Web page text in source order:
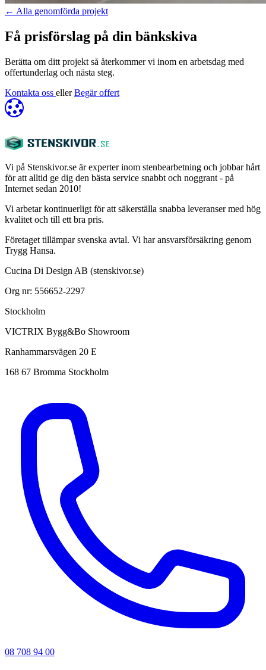
← Alla genomförda projekt
Få prisförslag på din bänkskiva
Berätta om ditt projekt så återkommer vi inom en arbetsdag med
offertunderlag och nästa steg.
Kontakta oss eller Begär offert
Vi på Stenskivor.se är experter inom stenbearbetning och jobbar hårt
för att alltid ge dig den bästa service snabbt och noggrant - på
Internet sedan 2010!
Vi arbetar kontinuerligt för att säkerställa snabba leveranser med hög
kvalitet och till ett bra pris.
Företaget tillämpar svenska avtal. Vi har ansvarsförsäkring genom
Trygg Hansa.
Cucina Di Design AB (stenskivor.se)
Org nr: 556652-2297
Stockholm
VICTRIX Bygg&Bo Showroom
Ranhammarsvägen 20 E
168 67 Bromma Stockholm
08 708 94 00